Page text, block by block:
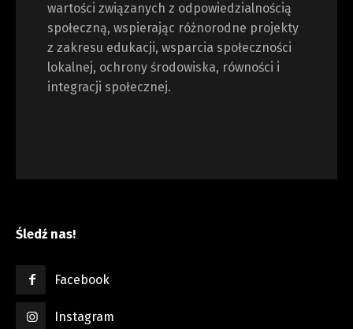
wartości związanych z odpowiedzialnością
społeczną, wspierając różnorodne projekty
z zakresu edukacji, wsparcia społeczności
lokalnej, ochrony środowiska, równości i
integracji społecznej.
Śledź nas!
Facebook
Instagram